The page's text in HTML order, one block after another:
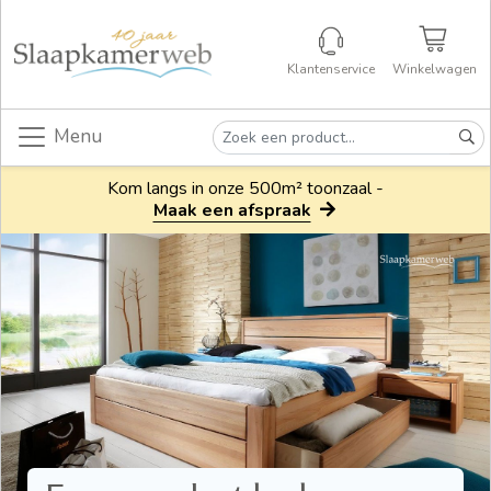
Klantenservice Winkelwagen
Menu
Kom langs in onze 500m² toonzaal -
Maak een afspraak